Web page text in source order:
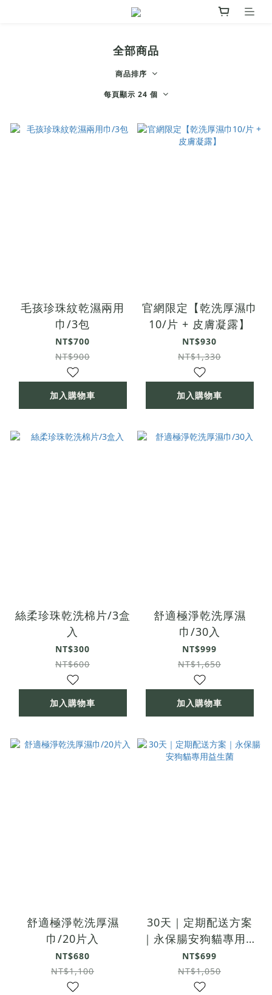
全部商品
商品排序
每頁顯示 24 個
毛孩珍珠紋乾濕兩用
巾/3包
NT$700
NT$900
加入購物車
官網限定【乾洗厚濕巾
10/片 + 皮膚凝露】
NT$930
NT$1,330
加入購物車
絲柔珍珠乾洗棉片/3盒
入
NT$300
NT$600
加入購物車
舒適極淨乾洗厚濕
巾/30入
NT$999
NT$1,650
加入購物車
舒適極淨乾洗厚濕
巾/20片入
NT$680
NT$1,100
30天｜定期配送方案
｜永保腸安狗貓專用益
生菌
NT$699
NT$1,050